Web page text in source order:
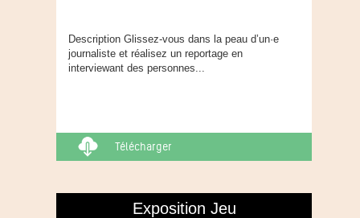
Description Glissez-vous dans la peau d’un·e
journaliste et réalisez un reportage en
interviewant des personnes...
Télécharger
Exposition Jeu